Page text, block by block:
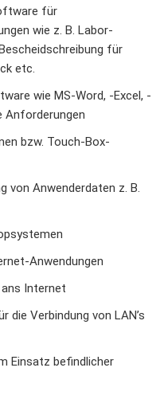
für
wie z. B. Labor-
für
etc.
wie MS-Word, -Excel, -
Anforderungen
bzw. Touch-Box-
von Anwenderdaten z. B.
Anwendungen
ans Internet
die Verbindung von LAN’s
Einsatz befindlicher